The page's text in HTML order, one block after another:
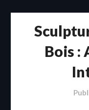
Bois :